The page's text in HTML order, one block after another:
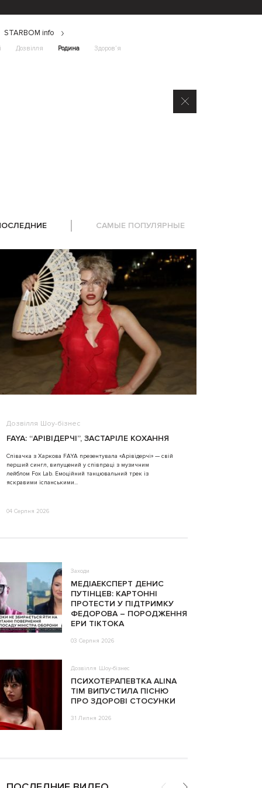
Дозвілля Родина Здоров’я
STARBOM info
САМЫЕ ПОПУЛЯРНЫЕ
Дозвілля Шоу-бізнес
FAYA: “АРІВІДЕРЧІ”, ЗАСТАРІЛЕ КОХАННЯ
Співачка з Харкова FAYA презентувала «Арівідерчі» — свій
перший сингл, випущений у співпраці з музичним
лейблом Fox Lab. Емоційний танцювальний трек із
яскравими іспанськими...
04 Серпня 2026
Заходи
МЕДІАЕКСПЕРТ ДЕНИС
ПУТІНЦЕВ: КАРТОННІ
ПРОТЕСТИ У ПІДТРИМКУ
ФЕДОРОВА – ПОРОДЖЕННЯ
ЕРИ ТІКТОКА
03 Серпня 2026
Дозвілля Шоу-бізнес
ПСИХОТЕРАПЕВТКА ALINA
TIM ВИПУСТИЛА ПІСНЮ
ПРО ЗДОРОВІ СТОСУНКИ
31 Липня 2026